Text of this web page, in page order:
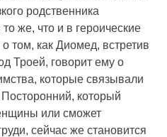
родственника
же, что и в героические
том, как Диомед, встретив
Троей, говорит ему о
которые связывали
который
или сможет
сейчас же становится